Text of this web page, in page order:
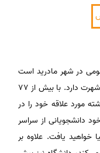
در شهر مادرید است
که به بهترین و بزرگترین دانشگاه در کل اروپا شهرت دارد. با بیش از ۷۷
مورد علاقه خود را در
دانشجویانی از سراسر
خواهید یافت. علاوه بر